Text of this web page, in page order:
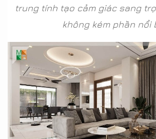
trung tính tạo cảm giác sang
không kém phần nổi